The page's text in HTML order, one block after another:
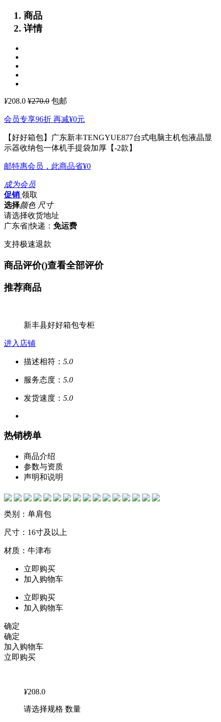
商品
详情
¥208.0 ¥270.0 包邮
会员专享96折 再减¥0元
【好好箱包】广东新丰TENGYUE877台式电脑主机包液晶显
示器收纳包一体机手提袋加厚【-2款】
邮特惠会员，此商品省¥0
成为会员
促销 领取
选择颜色 尺寸
请选择收货地址
广东省|快递： 免运费
支持极速退款
商品评价()查看全部评价
推荐商品
新丰县好好箱包专柜
进入店铺
描述相符： 5.0
服务态度： 5.0
发货速度： 5.0
热销榜单
商品介绍
参数与资质
声明和说明
类别：单肩包
尺寸：16寸及以上
材质：牛津布
立即购买
加入购物车
立即购买
加入购物车
确定
确定
加入购物车
立即购买
¥208.0
请选择规格 数量